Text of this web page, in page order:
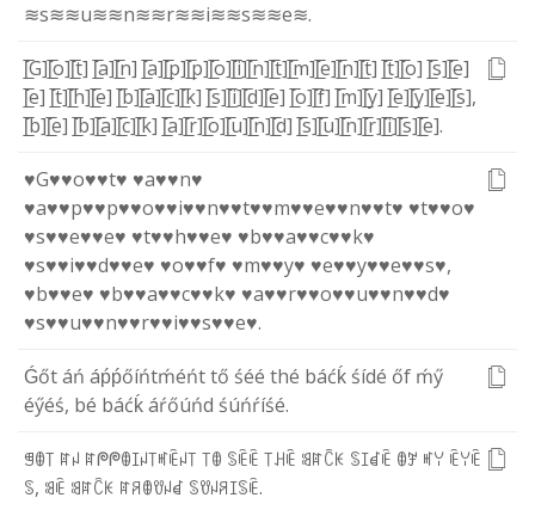
≋s≋≋u≋≋n≋≋r≋≋i≋≋s≋≋e≋.
[̲̅G][̲̅o][̲̅t] [̲̅a][̲̅n] [̲̅a][̲̅p][̲̅p][̲̅o][̲̅i][̲̅n][̲̅t][̲̅m][̲̅e][̲̅n][̲̅t] [̲̅t][̲̅o] [̲̅s][̲̅e]
[̲̅e] [̲̅t][̲̅h][̲̅e] [̲̅b][̲̅a][̲̅c][̲̅k] [̲̅s][̲̅i][̲̅d][̲̅e] [̲̅o][̲̅f] [̲̅m][̲̅y] [̲̅e][̲̅y][̲̅e][̲̅s],
[̲̅b][̲̅e] [̲̅b][̲̅a][̲̅c][̲̅k] [̲̅a][̲̅r][̲̅o][̲̅u][̲̅n][̲̅d] [̲̅s][̲̅u][̲̅n][̲̅r][̲̅i][̲̅s][̲̅e].
♥G♥♥o♥♥t♥ ♥a♥♥n♥
♥a♥♥p♥♥p♥♥o♥♥i♥♥n♥♥t♥♥m♥♥e♥♥n♥♥t♥ ♥t♥♥o♥
♥s♥♥e♥♥e♥ ♥t♥♥h♥♥e♥ ♥b♥♥a♥♥c♥♥k♥
♥s♥♥i♥♥d♥♥e♥ ♥o♥♥f♥ ♥m♥♥y♥ ♥e♥♥y♥♥e♥♥s♥,
♥b♥♥e♥ ♥b♥♥a♥♥c♥♥k♥ ♥a♥♥r♥♥o♥♥u♥♥n♥♥d♥
♥s♥♥u♥♥n♥♥r♥♥i♥♥s♥♥e♥.
Ǵőtáń áṕṕőíńtḿéńttő śéé thé báćḱ śídé őf ḿӳ
éӳéś, bé báćḱáŕőúńd śúńŕíśé.
ꁅꂦ꓄ ꍏꈤ ꍏᖘᖘꂦꀤꈤ꓄ꎭꍟꈤ꓄ ꓄ꂦ ꌗꍟꍟ ꓄ꃅꍟ ꌃꍏꉓꀘ ꌗꀤꀸꍟ ꂦꎇ ꎭꌩ ꍟꌩꍟ
ꌗ, ꌃꍟ ꌃꍏꉓꀘ ꍏꋪꂦꀎꈤꀸ ꌗꀎꈤꋪꀤꌗꍟ.